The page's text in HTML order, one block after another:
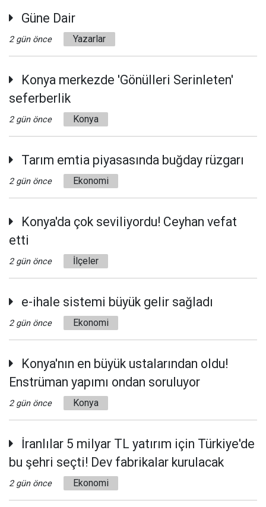
Güne Dair
2 gün önce Yazarlar
Konya merkezde 'Gönülleri Serinleten'
seferberlik
2 gün önce Konya
Tarım emtia piyasasında buğday rüzgarı
2 gün önce Ekonomi
Konya'da çok seviliyordu! Ceyhan vefat
etti
2 gün önce İlçeler
e-ihale sistemi büyük gelir sağladı
2 gün önce Ekonomi
Konya'nın en büyük ustalarından oldu!
Enstrüman yapımı ondan soruluyor
2 gün önce Konya
İranlılar 5 milyar TL yatırım için Türkiye'de
bu şehri seçti! Dev fabrikalar kurulacak
2 gün önce Ekonomi